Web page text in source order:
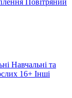
Повітряний
Навчальні та
16+ Інші